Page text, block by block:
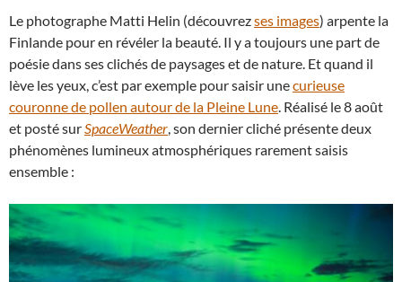
Le photographe Matti Helin (découvrezses images) arpente la
Finlande pour en révéler la beauté. Il y a toujours une part de
poésie dans ses clichés de paysages et de nature. Et quand il
lève les yeux, c’est par exemple pour saisir unecurieuse
couronne de pollen autour de la Pleine Lune. Réalisé le 8 août
et posté surSpaceWeather, son dernier cliché présente deux
phénomènes lumineux atmosphériques rarement saisis
ensemble :